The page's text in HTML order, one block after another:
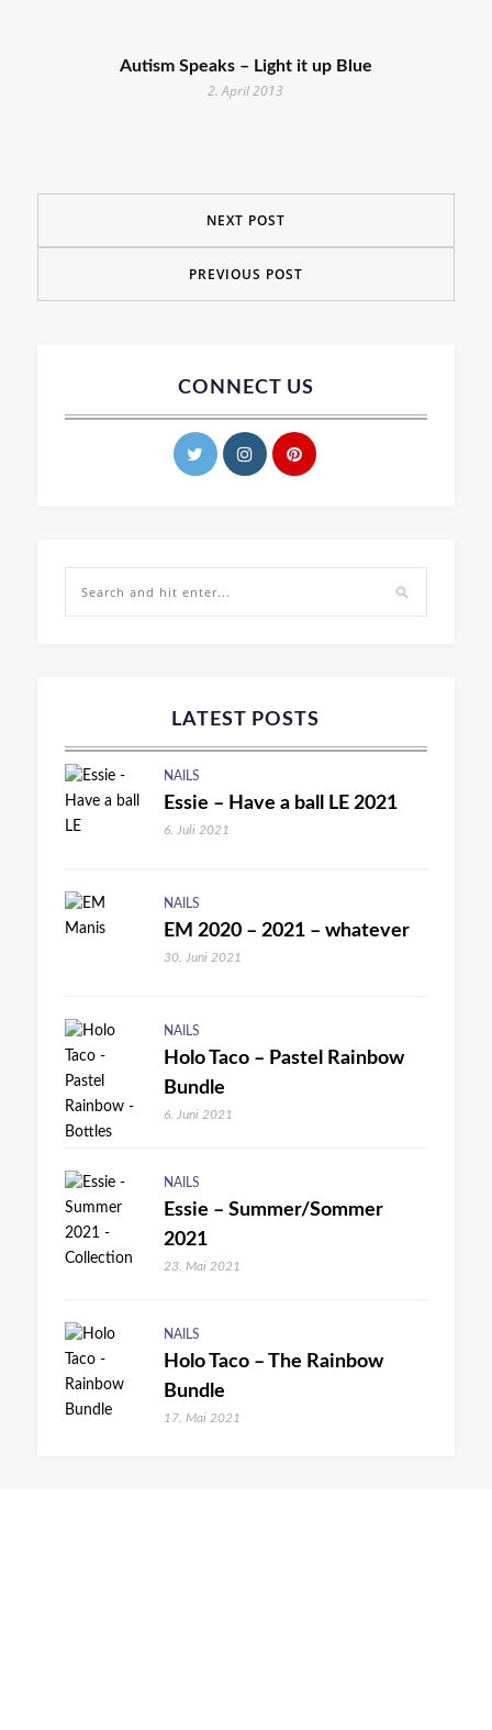
Autism Speaks – Light it up Blue
2. April 2013
NEXT POST
PREVIOUS POST
CONNECT US
LATEST POSTS
NAILS
Essie – Have a ball LE 2021
6. Juli 2021
NAILS
EM 2020 – 2021 – whatever
30. Juni 2021
NAILS
Holo Taco – Pastel Rainbow
Bundle
6. Juni 2021
NAILS
Essie – Summer/Sommer
2021
23. Mai 2021
NAILS
Holo Taco – The Rainbow
Bundle
17. Mai 2021